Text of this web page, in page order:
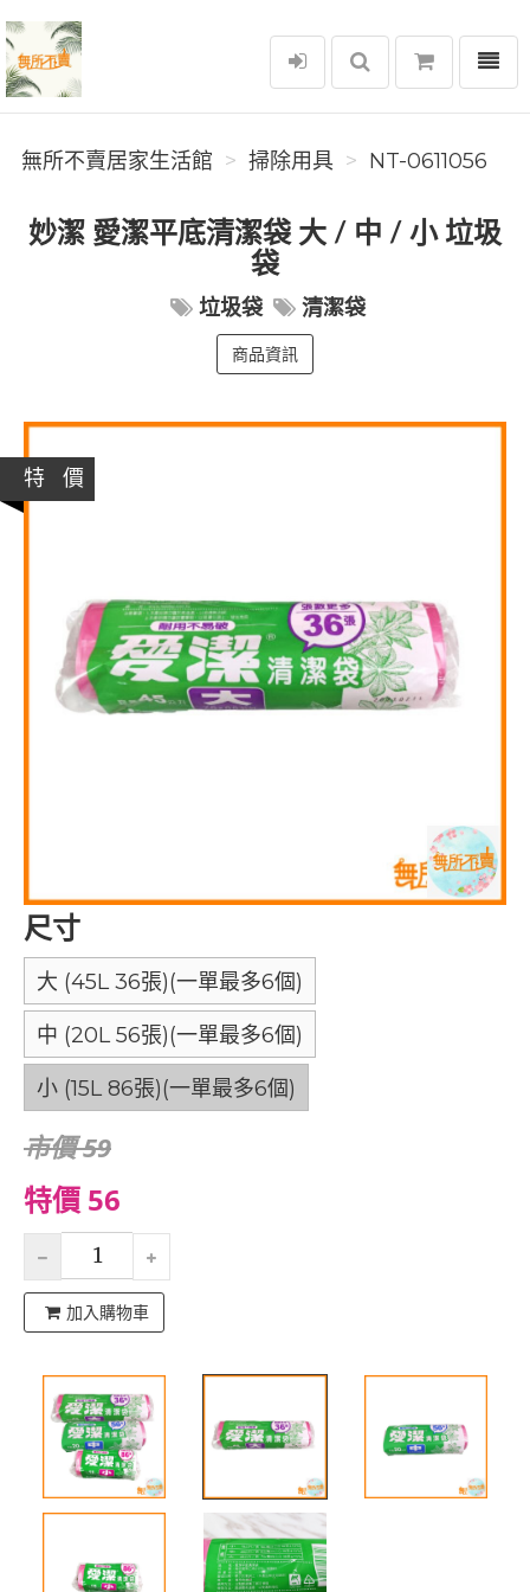
無所不賣居家生活館
選單
無所不賣居家生活館 掃除用具 NT-0611056
妙潔 愛潔平底清潔袋 大 / 中 / 小 垃圾
袋
垃圾袋 清潔袋
商品資訊
特 價
尺寸
大 (45L 36張)(一單最多6個)
中 (20L 56張)(一單最多6個)
小 (15L 86張)(一單最多6個)
市價 59
特價 56
加入購物車